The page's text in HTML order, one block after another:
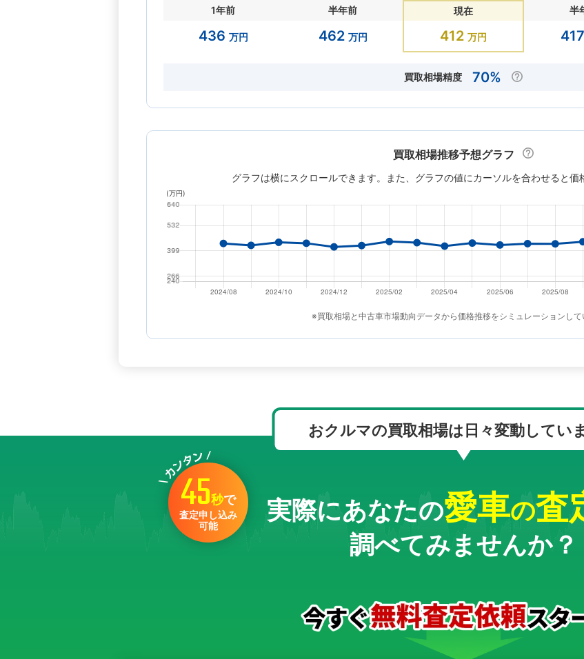
1年前
436 万円
半年前
462 万円
現在
412 万円
半
417
買取相場精度 70%
買取相場推移予想グラフ
グラフは横にスクロールできます。また、グラフの値にカーソルを合わせると価
※買取相場と中古車市場動向データから価格推移をシミュレーションして
おクルマの買取相場は日々変動してい
45秒で
査定申し込み
可能
実際にあなたの愛車の査
調べてみませんか？